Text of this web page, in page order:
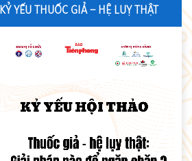
KỶ YẾU THUỐC GIẢ – HỆ LUỴ THẬT